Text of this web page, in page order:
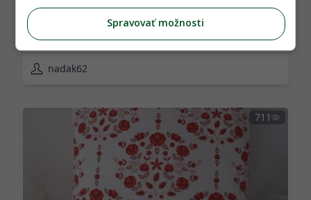
Obliečkaskvetinovýmmotívom,väčšia
4.00 €
nadak62
711
Spravovať možnosti